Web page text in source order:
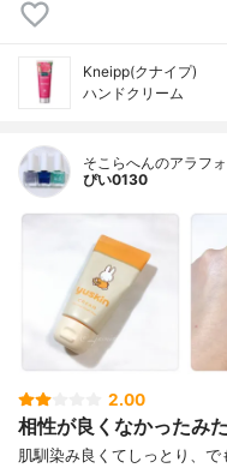
Kneipp(クナイプ)
ハンドクリーム
そこらへんのアラフ
ぴい0130
2.00
相性が良くなかったみ
肌馴染み良くてしっとり、